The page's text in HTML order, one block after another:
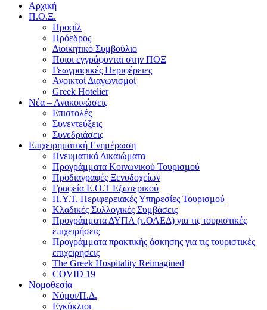
Αρχική
Π.Ο.Ξ.
Προφίλ
Πρόεδρος
Διοικητικό Συμβούλιο
Ποιοι εγγράφονται στην ΠΟΞ
Γεωγραφικές Περιφέρειες
Ανοικτοί Διαγωνισμoί
Greek Hotelier
Νέα – Ανακοινώσεις
Επιστολές
Συνεντεύξεις
Συνεδριάσεις
Επιχειρηματική Ενημέρωση
Πνευματικά Δικαιώματα
Προγράμματα Κοινωνικού Τουρισμού
Προδιαγραφές Ξενοδοχείων
Γραφεία Ε.Ο.Τ Εξωτερικού
Π.Υ.Τ. Περιφερειακές Υπηρεσίες Τουρισμού
Κλαδικές Συλλογικές Συμβάσεις
Προγράμματα ΔΥΠΑ (τ.ΟΑΕΔ) για τις τουριστικές
επιχειρήσεις
Προγράμματα πρακτικής άσκησης για τις τουριστικές
επιχειρήσεις
The Greek Hospitality Reimagined
COVID 19
Νομοθεσία
Νόμοι/Π.Δ.
Εγκύκλιοι